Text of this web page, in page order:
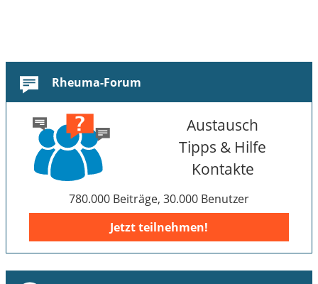
Rheuma-Forum
Austausch
Tipps & Hilfe
Kontakte
780.000 Beiträge, 30.000 Benutzer
Jetzt teilnehmen!